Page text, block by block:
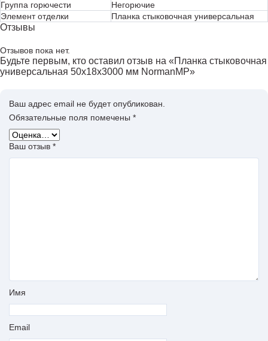
Группа горючести
Негорючие
Элемент отделки
Планка стыковочная универсальная
Отзывы
Отзывов пока нет.
Будьте первым, кто оставил отзыв на «Планка стыковочная
универсальная 50х18х3000 мм NormanMP»
Ваш адрес email не будет опубликован.
Обязательные поля помечены *
Ваш отзыв *
Имя
Email